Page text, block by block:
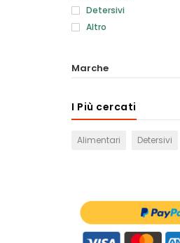
Detersivi
Altro
Marche
I Più cercati
Alimentari Detersivi